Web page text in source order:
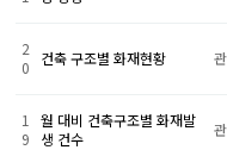
2
0
건축 구조별 화재현황
1
9
월 대비 건축구조별 화재발
생 건수